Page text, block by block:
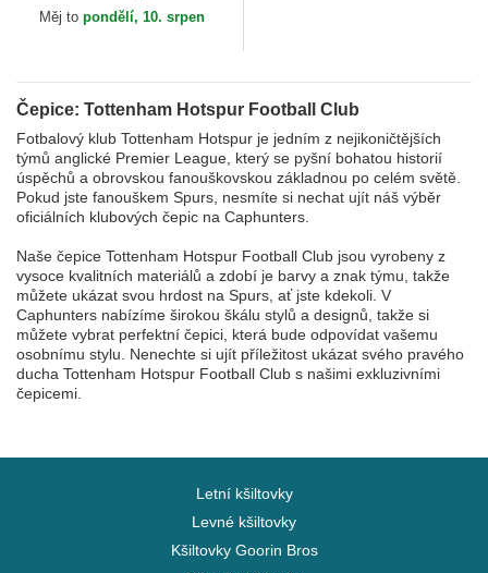
Football Club...
Měj to pondělí, 10. srpen
Čepice: Tottenham Hotspur Football Club
Fotbalový klub Tottenham Hotspur je jedním z nejikoničtějších
týmů anglické Premier League, který se pyšní bohatou historií
úspěchů a obrovskou fanouškovskou základnou po celém světě.
Pokud jste fanouškem Spurs, nesmíte si nechat ujít náš výběr
oficiálních klubových čepic na Caphunters.
Naše čepice Tottenham Hotspur Football Club jsou vyrobeny z
vysoce kvalitních materiálů a zdobí je barvy a znak týmu, takže
můžete ukázat svou hrdost na Spurs, ať jste kdekoli. V
Caphunters nabízíme širokou škálu stylů a designů, takže si
můžete vybrat perfektní čepici, která bude odpovídat vašemu
osobnímu stylu. Nenechte si ujít příležitost ukázat svého pravého
ducha Tottenham Hotspur Football Club s našimi exkluzivními
čepicemi.
Letní kšiltovky
Levné kšiltovky
Kšiltovky Goorin Bros